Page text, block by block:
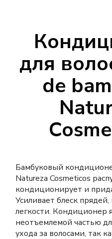
для
de
Бамбуковый
Natureza Cosmeticos
кондиционирует и
Усиливает блеск
легкости. Кондиционер
неотъемлемой частью
ухода за волосами, так